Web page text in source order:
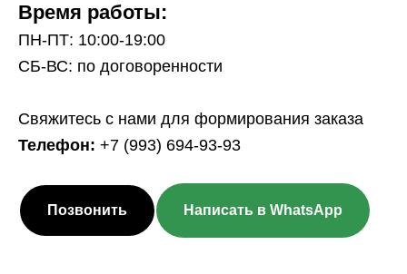
Время работы:
ПН-ПТ: 10:00-19:00
СБ-ВС: по договоренности
Свяжитесь с нами для формирования заказа
Телефон: +7 (993) 694-93-93
Позвонить Написать в WhatsApp